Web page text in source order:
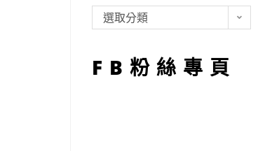
型
選取分類
FB粉絲專頁